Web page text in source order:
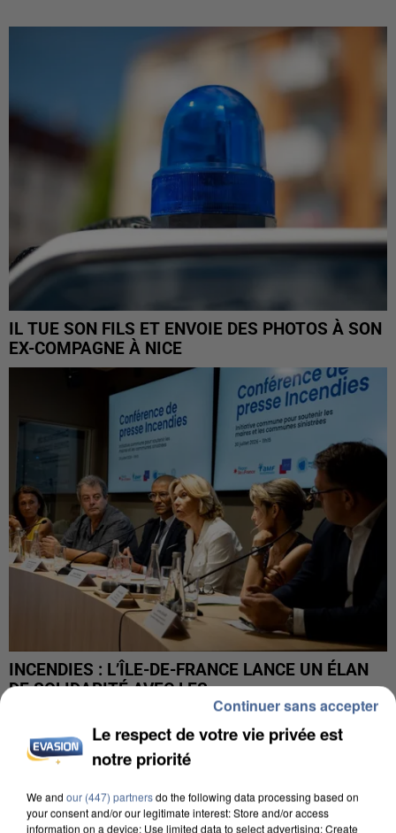
IL TUE SON FILS ET ENVOIE DES PHOTOS À SON
EX-COMPAGNE À NICE
INCENDIES : L’ÎLE-DE-FRANCE LANCE UN ÉLAN
DE SOLIDARITÉ AVEC LES...
Le respect de votre vie privée est
notre priorité
We and our (447) partnersdo the following data processing based on
your consent and/or our legitimate interest: Store and/or access
information on a device; Use limited data to select advertising; Create
Continuer sans accepter